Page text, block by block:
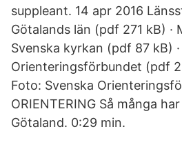
suppleant. 14 apr 2016
Götalands län (pdf 271 kB) ·
Svenska kyrkan (pdf 87 kB)
Orienteringsförbundet (pdf
Foto: Svenska
ORIENTERING Så många
Götaland. 0:29 min.